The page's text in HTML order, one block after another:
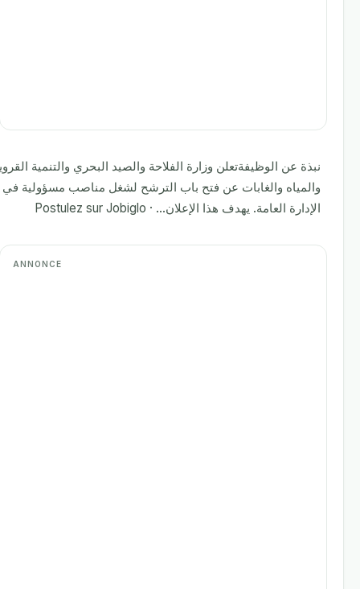
نبذة عن الوظيفةتعلن وزارة الفلاحة والصيد البحري والتنمية القروية
والمياه والغابات عن فتح باب الترشح لشغل مناصب مسؤولية في
الإدارة العامة. يهدف هذا الإعلان... · Postulez sur Jobiglo